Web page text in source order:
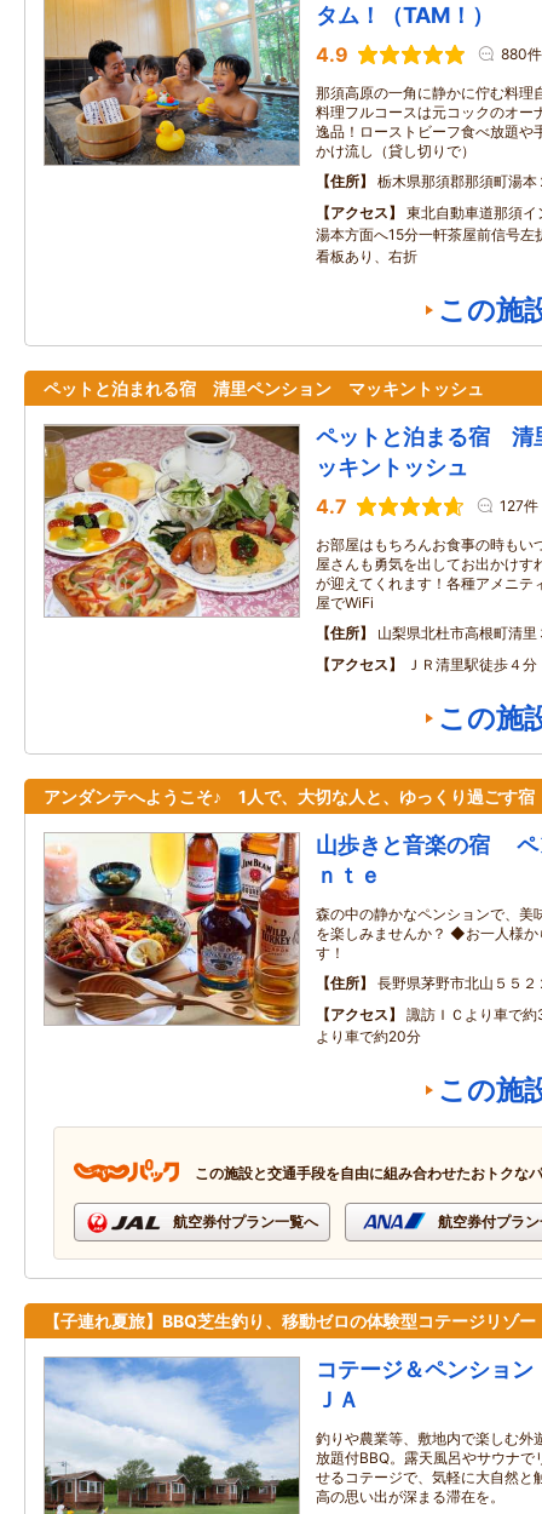
タム！（TAM！）
4.9 880件
那須高原の一角に静かに佇む料理
料理フルコースは元コックのオー
逸品！ローストビーフ食べ放題や
かけ流し（貸し切りで）
住所
栃木県那須郡那須町湯
アクセス
東北自動車道那須
湯本方面へ15分一軒茶屋前信号左
看板あり、右折
この施
ペットと泊まれる宿 清里ペンション マッキントッシュ
ペットと泊まる宿
ッキントッシュ
4.7 127件
お部屋はもちろんお食事の時もい
屋さんも勇気を出してお出かけす
が迎えてくれます！各種アメニテ
屋でWiFi
住所
山梨県北杜市高根町清
アクセス
ＪＲ清里駅徒歩４分
この施
アンダンテへようこそ♪ 1人で、大切な人と、ゆっくり過ごす宿
山歩きと音楽の宿 ペ
ｎｔｅ
森の中の静かなペンションで、美
を楽しみませんか？ ◆お一人様
す！
住所
長野県茅野市北山５５
アクセス
諏訪ＩＣより車で
より車で約20分
この施
この施設と交通手段を自由に組み合わせたおトクな
航空券付プラン一覧へ 航空券付プラ
【子連れ夏旅】BBQ芝生釣り、移動ゼロの体験型コテージリゾー
コテージ＆ペンション
ＪＡ
釣りや農業等、敷地内で楽しむ外
放題付BBQ。露天風呂やサウナで
せるコテージで、気軽に大自然と
高の思い出が深まる滞在を。